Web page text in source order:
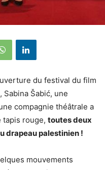
du festival du film
Šabić, une
compagnie théâtrale a
tapis rouge, toutes deux
drapeau palestinien !
mouvements